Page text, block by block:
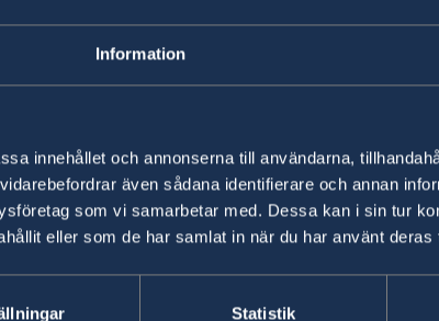
Information
innehållet och annonserna till användarna,
även sådana identifierare och annan
som vi samarbetar med. Dessa kan i sin tur
eller som de har samlat in när du har använt deras
Statistik
check the following websites for available
requirement:
12 Jan 2018, 1.18 PM